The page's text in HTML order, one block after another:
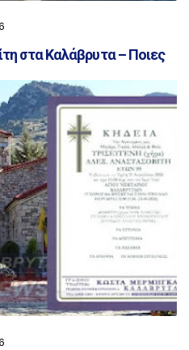
στα Καλάβρυτα – Ποιες